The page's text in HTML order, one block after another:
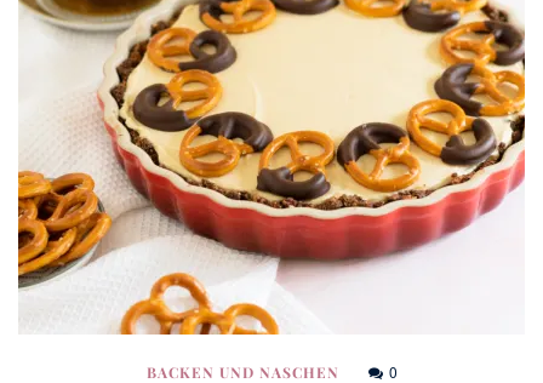
BACKEN UND NASCHEN 0